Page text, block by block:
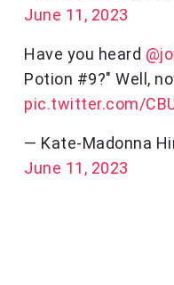
June 11, 2023
Have you heard
Potion #9?" Well,
pic.twitter.com/
— Kate-Madonna
June 11, 2023